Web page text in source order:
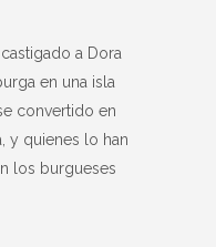
a Dora
en una isla
convertido en
y quienes lo han
los burgueses